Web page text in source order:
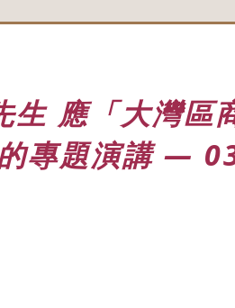
應「大灣區
專題演講 —